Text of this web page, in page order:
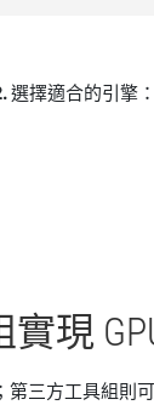
選擇適合的引擎
實現
三方工具組則